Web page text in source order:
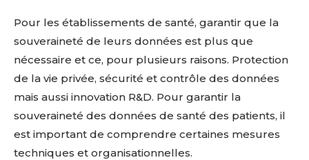
Pour les établissements de santé, garantir que la
souveraineté de leurs données est plus que
nécessaire et ce, pour plusieurs raisons. Protection
de la vie privée, sécurité et contrôle des données
mais aussi innovation R&D. Pour garantir la
souveraineté des données de santé des patients, il
est important de comprendre certaines mesures
techniques et organisationnelles.